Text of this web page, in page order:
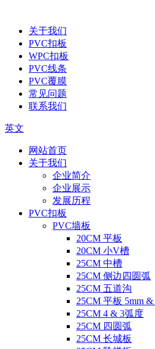
关于我们
PVC扣板
WPC扣板
PVC线条
PVC覆膜
常见问题
联系我们
英文
网站首页
关于我们
企业简介
企业展示
发展历程
PVC扣板
PVC墙板
20CM 平板
20CM 小V槽
25CM 中槽
25CM 侧边四圆弧
25CM 五道沟
25CM 平板 5mm
25CM 4 & 3弧度
25CM 四圆弧
25CM 长城板